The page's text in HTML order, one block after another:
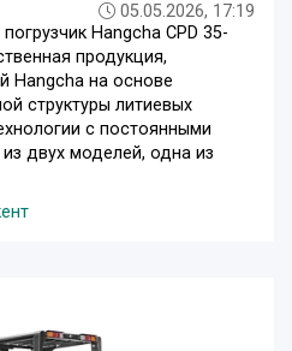
05.05.2026, 17:19
Hangcha CPD 35-
продукция,
Hangcha на основе
структуры литиевых
с постоянными
двух моделей, одна из